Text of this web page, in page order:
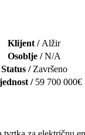
Klijent / Alžir
Osoblje /N/A
Status / Završeno
/ 59 700 000€